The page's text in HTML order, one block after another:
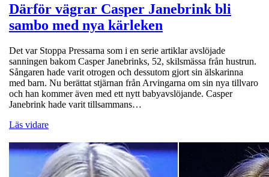
Därför vägrar Casper Janebrink bli
sambo med nya kärleken
Det var Stoppa Pressarna som i en serie artiklar avslöjade
sanningen bakom Casper Janebrinks, 52, skilsmässa från hustrun.
Sångaren hade varit otrogen och dessutom gjort sin älskarinna
med barn. Nu berättat stjärnan från Arvingarna om sin nya tillvaro
och han kommer även med ett nytt babyavslöjande. Casper
Janebrink hade varit tillsammans…
Läs vidare